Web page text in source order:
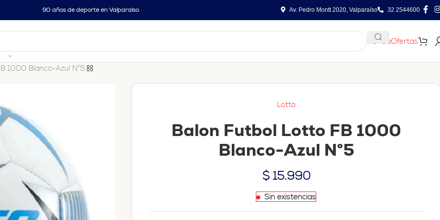
90 años de deporte en Valparaíso Av. Pedro Montt 2020, Valparaíso 32 2544600
TiendaOfertas
1000 Blanco-Azul N°5
Lotto
Balon Futbol Lotto FB 1000
Blanco-Azul N°5
$15.990
Sin existencias